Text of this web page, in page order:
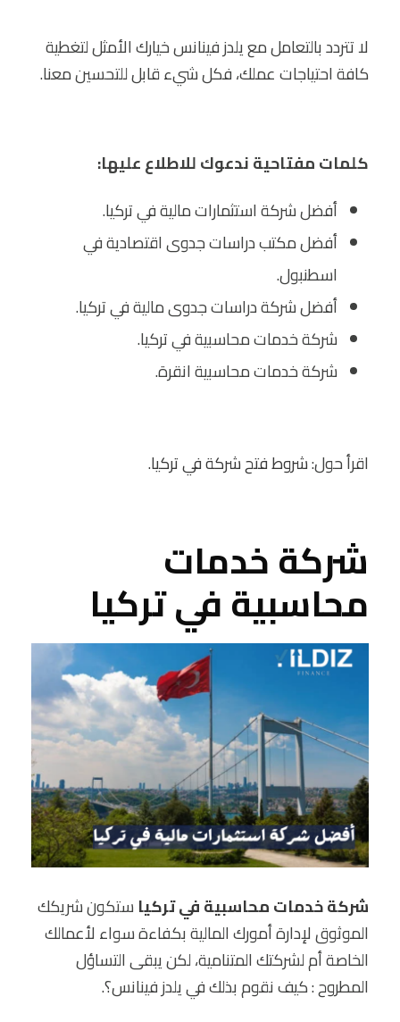
لا تتردد بالتعامل مع يلدز فينانس خيارك الأمثل لتغطية
كافة احتياجات عملك، فكل شيء قابل للتحسين معنا.
كلمات مفتاحية ندعوك للاطلاع عليها:
أفضل شركة استثمارات مالية في تركيا.
أفضل مكتب دراسات جدوى اقتصادية في
اسطنبول.
أفضل شركة دراسات جدوى مالية في تركيا.
شركة خدمات محاسبية في تركيا.
شركة خدمات محاسبية انقرة.
اقرأ حول:شروط فتح شركة في تركيا.
شركة خدمات
محاسبية في تركيا
شركة خدمات محاسبية في تركيا ستكون شريكك
الموثوق لإدارة أمورك المالية بكفاءة سواء لأعمالك
الخاصة أم لشركتك المتنامية، لكن يبقى التساؤل
المطروح : كيف نقوم بذلك في يلدز فينانس؟.